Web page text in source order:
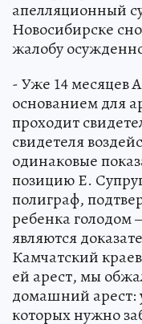
апелляционный
Новосибирске
жалобу
- Уже 14 месяцев
основанием для
проходит
свидетеля
одинаковые
позицию Е.
полиграф,
ребенка голодом
являются
Камчатский
ей арест, мы
домашний арест:
которых нужно